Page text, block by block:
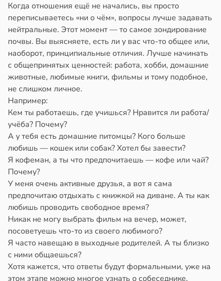
Когда отношения ещё не начались, вы просто
переписываетесь «ни о чём», вопросы лучше задавать
нейтральные. Этот момент — то самое зондирование
почвы. Вы выясняете, есть ли у вас что-то общее или,
наоборот, принципиальные отличия. Лучше начинать
с общепринятых ценностей: работа, хобби, домашние
животные, любимые книги, фильмы и тому подобное,
не слишком личное.
Например:
Кем ты работаешь, где учишься? Нравится ли работа/
учёба? Почему?
А у тебя есть домашние питомцы? Кого больше
любишь — кошек или собак? Хотел бы завести?
Я кофеман, а ты что предпочитаешь — кофе или чай?
Почему?
У меня очень активные друзья, а вот я сама
предпочитаю отдыхать с книжкой на диване. А ты как
любишь проводить свободное время?
Никак не могу выбрать фильм на вечер, может,
посоветуешь что-то из своего любимого?
Я часто навещаю в выходные родителей. А ты близко
с ними общаешься?
Хотя кажется, что ответы будут формальными, уже на
этом этапе можно многое узнать о собеседнике.